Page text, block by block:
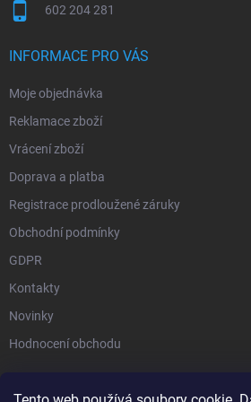
602 204 281
INFORMACE PRO VÁS
Moje objednávka
Reklamace zboží
Vrácení zboží
Doprava a platba
Registrace prodloužené záruky
Obchodní podmínky
GDPR
Kontakty
Novinky
Hodnocení obchodu